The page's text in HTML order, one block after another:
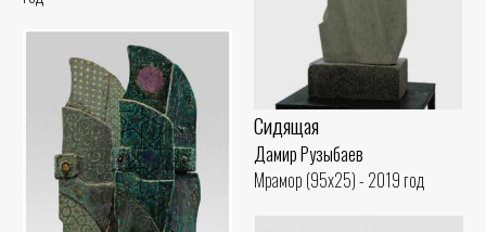
Сидящая
Дамир Рузыбаев
Мрамор (95x25) - 2019 год